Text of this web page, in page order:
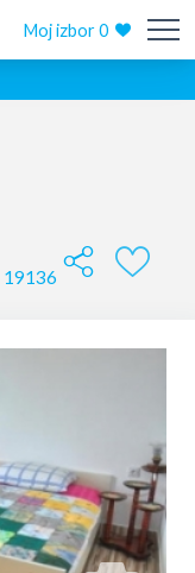
Moj izbor0
19136